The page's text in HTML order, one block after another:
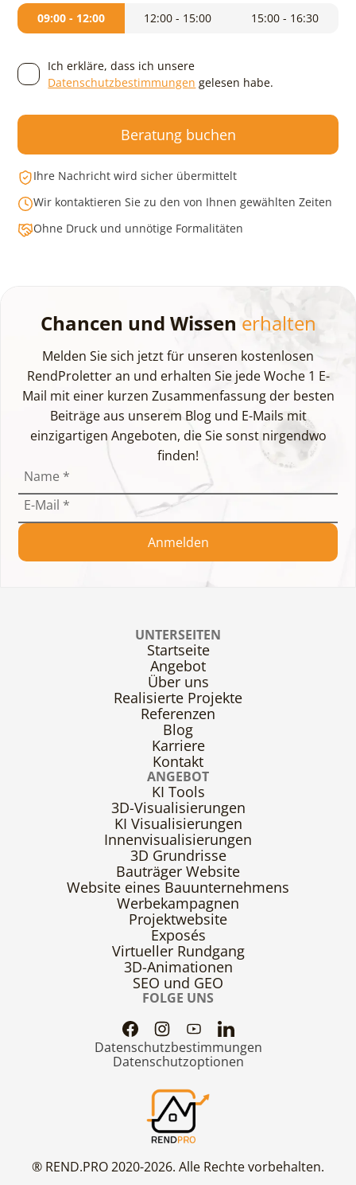
09:00 - 12:00 12:00 - 15:00 15:00 - 16:30
Ich erkläre, dass ich unsere
Datenschutzbestimmungen gelesen habe.
Beratung buchen
Ihre Nachricht wird sicher übermittelt
Wir kontaktieren Sie zu den von Ihnen gewählten Zeiten
Ohne Druck und unnötige Formalitäten
Chancen und Wissen erhalten
Melden Sie sich jetzt für unseren kostenlosen
RendProletter an und erhalten Sie jede Woche 1 E-
Mail mit einer kurzen Zusammenfassung der besten
Beiträge aus unserem Blog und E-Mails mit
einzigartigen Angeboten, die Sie sonst nirgendwo
finden!
Name *
E-Mail *
Anmelden
® REND.PRO 2020-2026. Alle Rechte vorbehalten.
FOLGE UNS
Datenschutzbestimmungen
Datenschutzoptionen
UNTERSEITEN
Startseite
Angebot
Über uns
Realisierte Projekte
Referenzen
Blog
Karriere
Kontakt
ANGEBOT
KI Tools
3D-Visualisierungen
KI Visualisierungen
Innenvisualisierungen
3D Grundrisse
Bauträger Website
Website eines Bauunternehmens
Werbekampagnen
Projektwebsite
Exposés
Virtueller Rundgang
3D-Animationen
SEO und GEO